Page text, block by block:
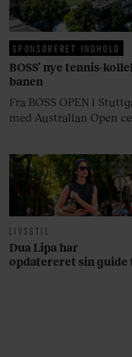
på.
LIVSSTIL
Dua Lipa har
opdatereret sin guide
SPONSORERET INDHOLD
BOSS’ nye tennis-
banen
Fra BOSS OPEN i
med Australian Open